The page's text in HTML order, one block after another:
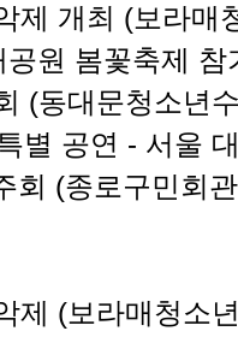
제 개최 (보라매
원 봄꽃축제 참
(동대문청소년
별 공연 - 서울
회 (종로구민회
제 (보라매청소